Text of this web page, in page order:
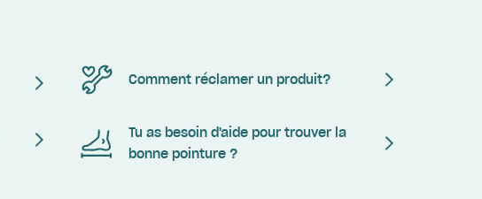
Comment réclamer un produit?
Tu as besoin d'aide pour trouver la
bonne pointure ?